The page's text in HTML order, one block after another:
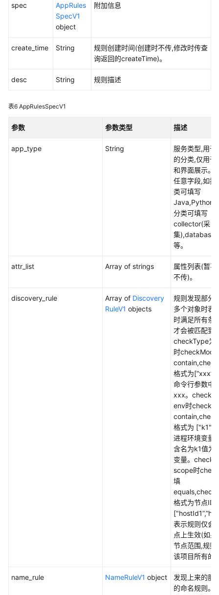
考
南
考
扎
前
spec
AppRules
SpecV1
object
附加信息
create_time String
规则创建时间(创建时不传,修改时传查
询返回的createTime)。
desc String 规则描述
表6 AppRulesSpecV1
参数 参数类型 描述
app_type String
服务类型,用于
的分类,仅用于
和界面展示。
任意字段,如按
类可填写
Java,Python
分类可填写
collector(采
集),database(
等。
attr_list Array of strings
属性列表(暂不
不传)。
discovery_rule Array of Discovery
RuleV1 objects
规则发现部分,
多个对象时表
时满足所有条
才会被匹配到
checkType为
时
格式为[“xxx”]
命令行参数中
xxx。
env时
格式为
进程环境变量
含名为k1值为
变量。
scope时
填
格式为节点ID
表示规则仅会
点上生效(如果
节点范围,规则
该项目所有的
name_rule NameRuleV1 object
发现上来的服
的命名规则。